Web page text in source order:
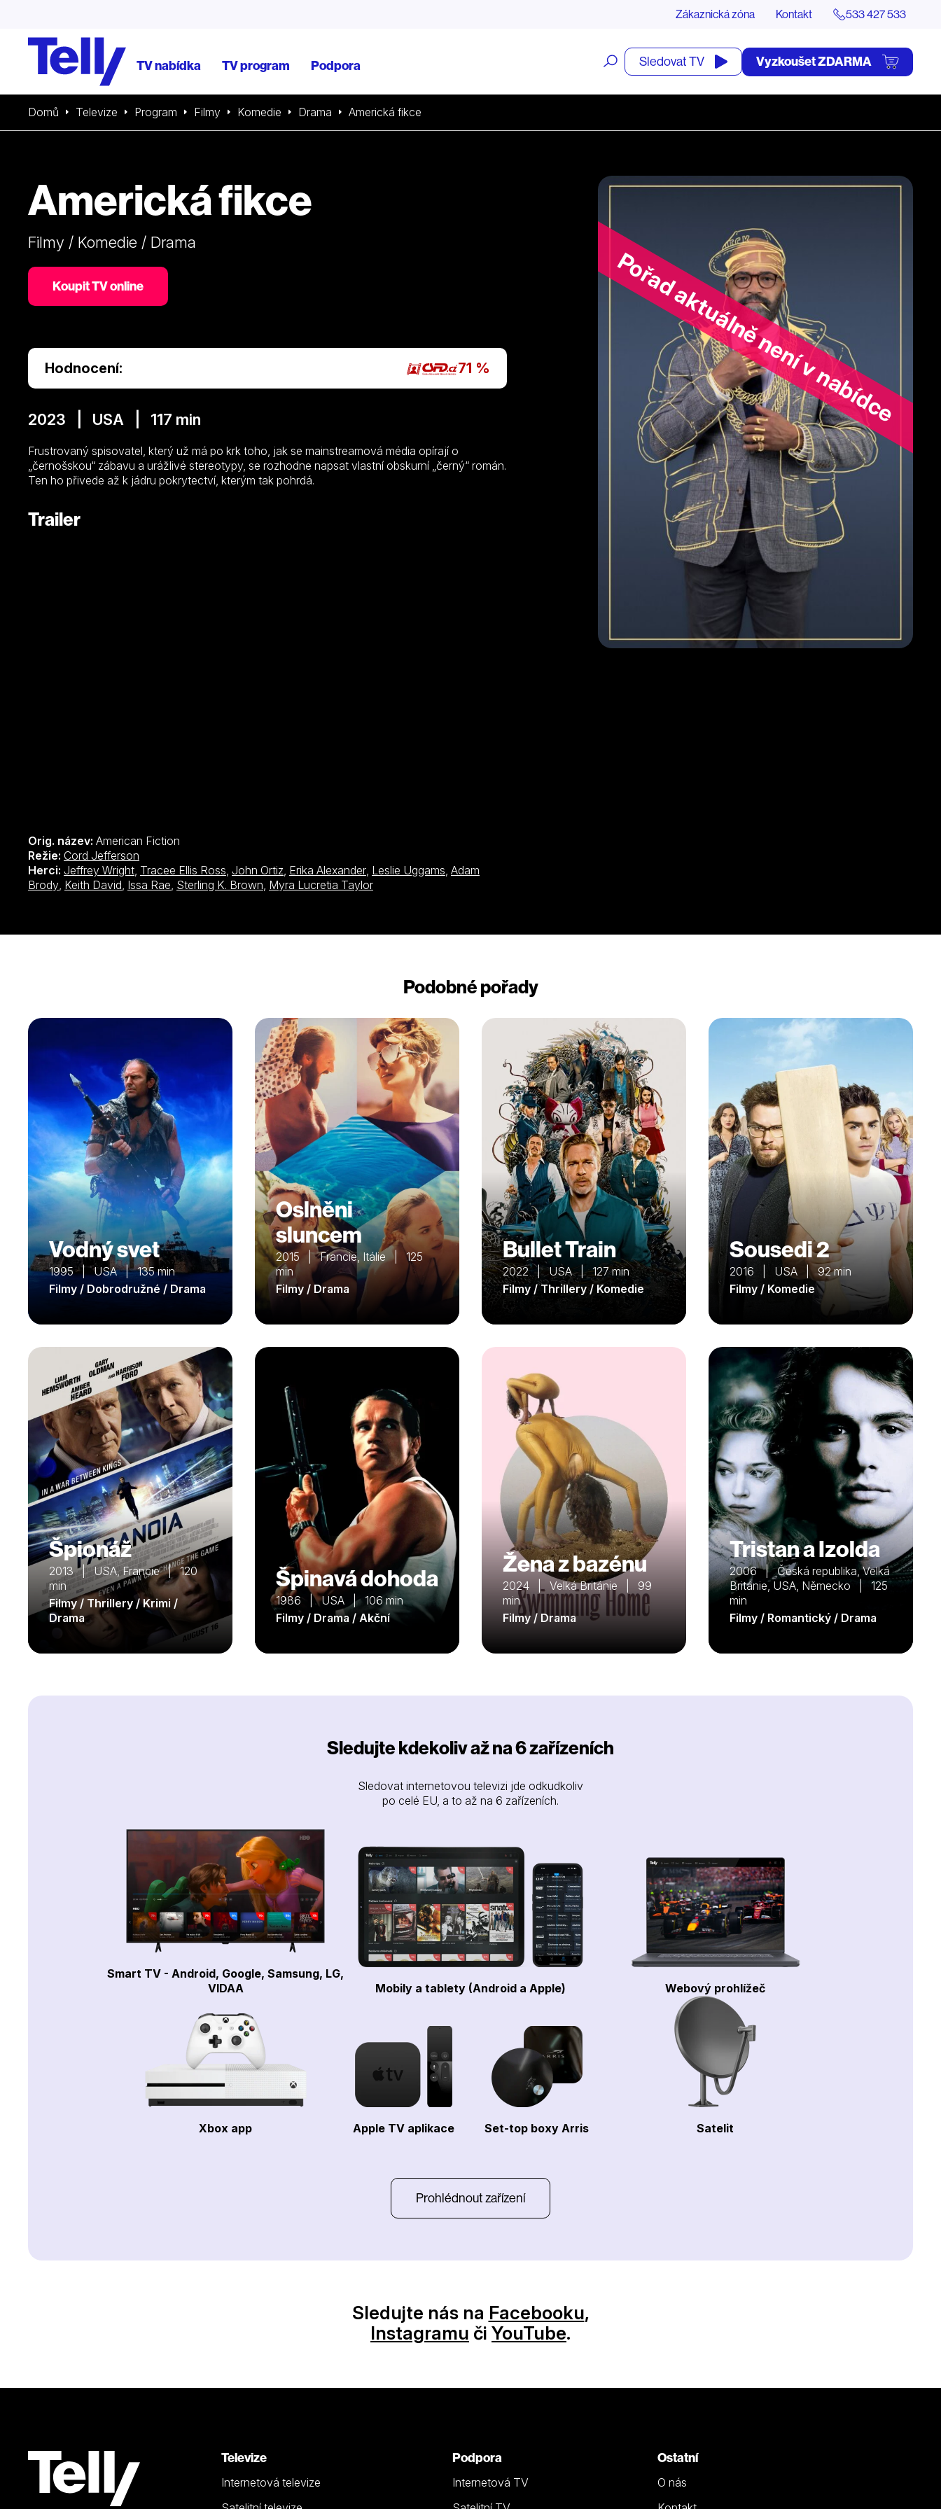
Zákaznická zóna Kontakt 533 427 533
TV nabídka TV program Podpora
Otevřít
vyhledávání
Sledovat TV Vyzkoušet ZDARMA
Domů Televize Program Filmy Komedie Drama Americká fikce
Pořad aktuálně není v nabídce
Americká fikce
Filmy / Komedie / Drama
Koupit TV online
Hodnocení: 71 %
2023 | USA | 117 min
Frustrovaný spisovatel, který už má po krk toho, jak se mainstreamová média opírají o
„černošskou“ zábavu a urážlivé stereotypy, se rozhodne napsat vlastní obskurní „černý“ román.
Ten ho přivede až k jádru pokrytectví, kterým tak pohrdá.
Trailer
Orig. název: American Fiction
Režie: Cord Jefferson
Herci: Jeffrey Wright Tracee Ellis Ross John Ortiz Erika Alexander Leslie Uggams Adam
Brody Keith David Issa Rae Sterling K. Brown Myra Lucretia Taylor
Podobné pořady
Vodný svet
1995 | USA | 135 min
Filmy / Dobrodružné / Drama
Oslněni
sluncem
2015 | Francie, Itálie | 125
min
Filmy / Drama
Bullet Train
2022 | USA | 127 min
Filmy / Thrillery / Komedie
Sousedi 2
2016 | USA | 92 min
Filmy / Komedie
Špionáž
2013 | USA, Francie | 120
min
Filmy / Thrillery / Krimi /
Drama
Špinavá dohoda
1986 | USA | 106 min
Filmy / Drama / Akční
Žena z bazénu
2024 | Velká Británie | 99
min
Filmy / Drama
Tristan a Izolda
2006 | Česká republika, Velká
Británie, USA, Německo | 125
min
Filmy / Romantický / Drama
Sledujte kdekoliv až na 6 zařízeních
Sledovat internetovou televizi jde odkudkoliv
po celé EU, a to až na 6 zařízeních.
Smart TV - Android, Google, Samsung, LG,
VIDAA
Mobily a tablety (Android a Apple) Webový prohlížeč
Xbox app Apple TV aplikace Set-top boxy Arris Satelit
Prohlédnout zařízení
Sledujte nás na Facebooku,
Instagramu či YouTube.
Televize
Internetová televize
Podpora
Internetová TV
Ostatní
O nás